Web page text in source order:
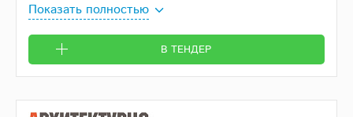
Показать полностью
В ТЕНДЕР